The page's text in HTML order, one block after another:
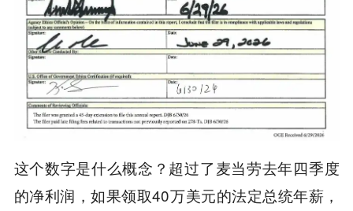
这个数字是什么概念？超过了麦当劳去年四季度
的净利润，如果领取40万美元的法定总统年薪，